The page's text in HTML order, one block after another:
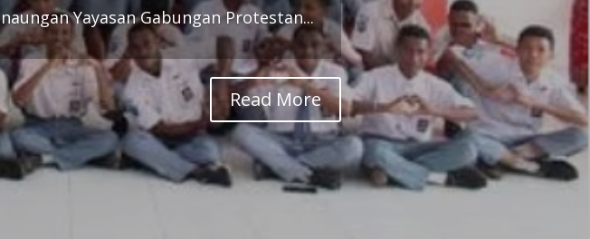
naungan Yayasan Gabungan Protestan...
Read More